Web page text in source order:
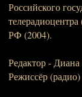
Российского
РФ (2004).
Редактор -
Режиссёр